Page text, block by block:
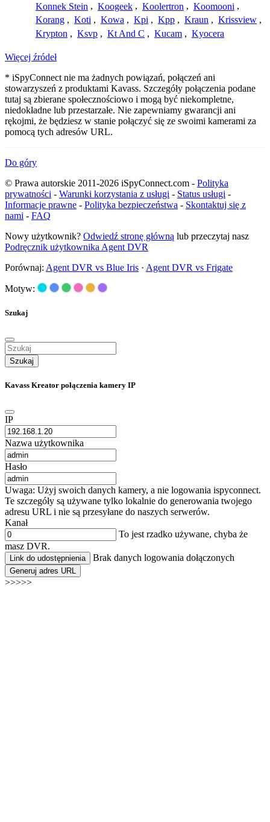
Konnek Stein , Koogeek , Koolertron , Koomooni ,
Korang , Koti , Kowa , Kpi , Kpp , Kraun , Krissview ,
Krypton , Ksvp , Kt And C , Kucam , Kyocera
Więcej źródeł
* iSpyConnect nie ma żadnych powiązań, połączeń ani
stowarzyszeń z produktami Kavass. Szczegóły połączenia podane
tutaj są zbierane społecznościowo i mogą być niekompletne,
niedokładne lub przestarzałe. Nie zapewniamy gwarancji ani
rękojmi, że będziesz w stanie połączyć się ze swoimi kamerami za
pomocą tych adresów URL.
Do góry
© Prawa autorskie 2011-2026 iSpyConnect.com - Polityka
prywatności - Warunki korzystania z usługi - Status usługi -
Informacje prawne - Polityka bezpieczeństwa - Skontaktuj się z
nami - FAQ
Nowy użytkownik? Odwiedź stronę główną lub przeczytaj nasz
Podręcznik użytkownika Agent DVR
Porównaj: Agent DVR vs Blue Iris · Agent DVR vs Frigate
Motyw:
Szukaj
Szukaj
Kavass Kreator połączenia kamery IP
IP
Nazwa użytkownika
Hasło
Uwaga: Użyj swoich danych kamery, a nie logowania ispyconnect.
Te szczegóły są używane tylko lokalnie do generowania twojego
adresu URL i nie są przesyłane do naszych serwerów.
Kanał
To jest rzadko używane, chyba że
masz DVR.
Link do udostępnienia Brak danych logowania dołączonych
Generuj adres URL
>>>>>